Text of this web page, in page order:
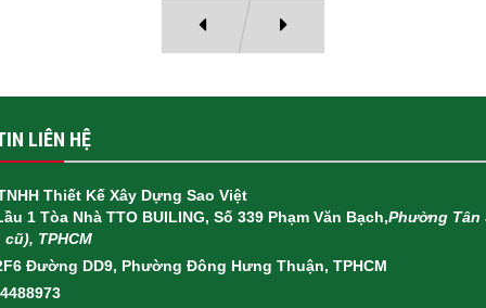
LIÊN HỆ
Thiết Kế Xây Dựng Sao Việt
1 Tòa Nhà TTO BUILING, Số 339 Phạm Văn Bạch,Phường Tân
TPHCM
Đường DD9, Phường Đông Hưng Thuận, TPHCM